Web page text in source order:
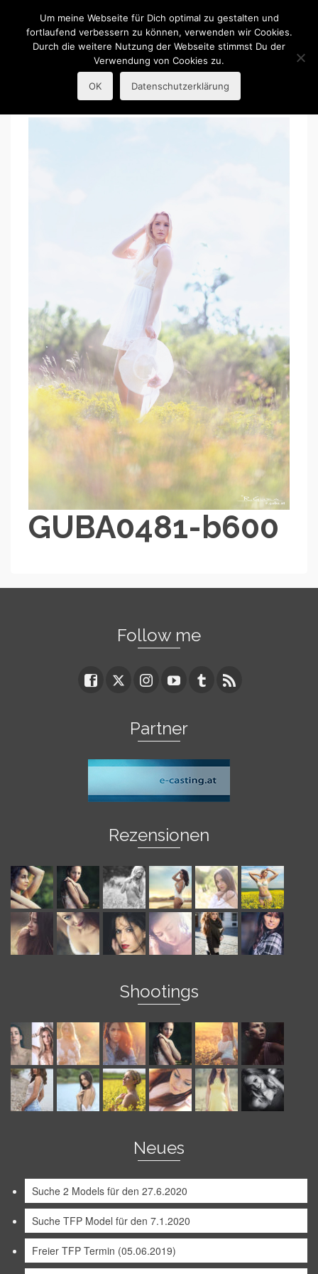
R.Guba
Portraitfotografie
GUBA0481-b600
Follow me
Partner
Rezensionen
Shootings
Neues
Suche 2 Models für den 27.6.2020
Suche TFP Model für den 7.1.2020
Freier TFP Termin (05.06.2019)
Um meine Webseite für Dich optimal zu gestalten und
fortlaufend verbessern zu können, verwenden wir Cookies.
Durch die weitere Nutzung der Webseite stimmst Du der
Verwendung von Cookies zu.
OK Datenschutzerklärung